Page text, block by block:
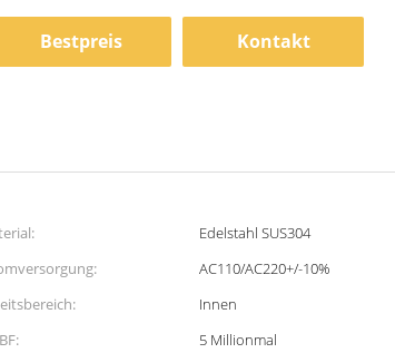
Bestpreis Kontakt
Edelstahl SUS304
AC110/AC220+/-10%
Innen
5 Millionmal